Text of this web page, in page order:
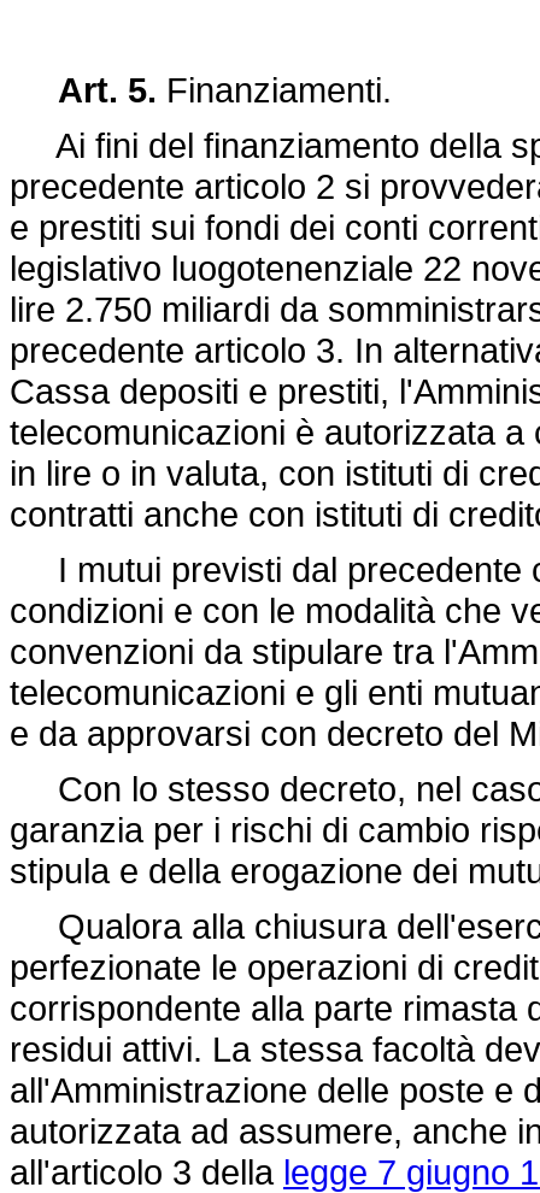
Art. 5. Finanziamenti.
Ai fini del finanziamento della
precedente articolo 2 si
e prestiti sui fondi dei conti
legislativo luogotenenziale 22
lire 2.750 miliardi da
precedente articolo 3. In
Cassa depositi e prestiti,
telecomunicazioni è autorizzata
in lire o in valuta, con istituti di
contratti anche con istituti di
I mutui previsti dal precedente
condizioni e con le modalità che
convenzioni da stipulare tra
telecomunicazioni e gli enti
e da approvarsi con decreto del
Con lo stesso decreto, nel
garanzia per i rischi di cambio
stipula e della erogazione dei
Qualora alla chiusura
perfezionate le operazioni di
corrispondente alla parte rimasta
residui attivi. La stessa facoltà
all'Amministrazione delle poste e
autorizzata ad assumere, anche
all'articolo 3 della legge 7 giugno